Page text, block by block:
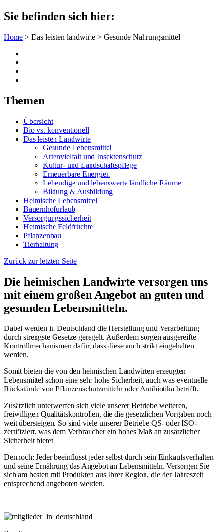
Sie befinden sich hier:
Home > Das leisten landwirte > Gesunde Nahrungsmittel
Themen
Übersicht
Bio vs. konventionell
Das leisten Landwirte
Gesunde Lebensmittel
Artenvielfalt und Insektenschutz
Kultur- und Landschaftspflege
Erneuerbare Energien
Lebendige und lebenswerte ländliche Räume
Bildung & Ausbildung
Heimische Lebensmittel
Bauernhofurlaub
Versorgungssicherheit
Heimische Feldfrüchte
Pflanzenbau
Tierhaltung
Zurück zur letzten Seite
Die heimischen Landwirte versorgen uns
mit einem großen Angebot an guten und
gesunden Lebensmitteln.
Dabei werden in Deutschland die Herstellung und Verarbeitung
durch strengste Gesetze geregelt. Außerdem sorgen ausgereifte
Kontrollmechanismen dafür, dass diese auch strikt eingehalten
werden.
Somit bieten die von den heimischen Landwirten erzeugten
Lebensmittel schon eine sehr hohe Sicherheit, auch was eventuelle
Rückstände von Pflanzenschutzmitteln oder Antibiotika betrifft.
Zusätzlich unterwerfen sich viele unserer Betriebe weiteren,
freiwilligen Qualitätskontrollen, die die gesetzlichen Vorgaben noch
weit übersteigen. So sind viele unserer Betriebe QS- oder ISO-
zertifiziert, was dem Verbraucher ein hohes Maß an zusätzlicher
Sicherheit bietet.
Dennoch: Jeder beeinflusst jeder selbst durch sein Einkaufsverhalten
und seine Ernährung das Angebot an Lebensmitteln. Versorgen Sie
sich am besten mit Produkten aus Ihrer Region, die der Jahreszeit
entsprechend angeboten werden.